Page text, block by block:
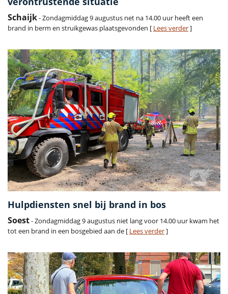
Schaijk- Zondagmiddag 9 augustus net na 14.00 uur heeft een
brand in berm en struikgewas plaatsgevonden [ Lees verder]
Hulpdiensten snel bij brand in bos
Soest- Zondagmiddag 9 augustus niet lang voor 14.00 uur kwam het
tot een brand in een bosgebied aan de [ Lees verder]